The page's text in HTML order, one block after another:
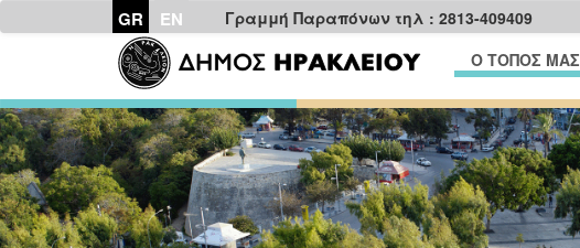
GR EN Γραμμή Παραπόνων τηλ : 2813-409409
Ο ΤΟΠΟΣ ΜΑΣ